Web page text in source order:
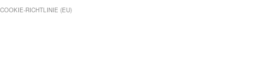
COOKIE-RICHTLINIE (EU)